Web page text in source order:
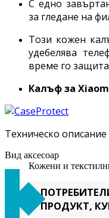
С едно
за гледане на
Този кожен
удебелява
време го
Калъф за
Техническо описание
Вид аксесоар
Кожени и
ПРОДУКТ,